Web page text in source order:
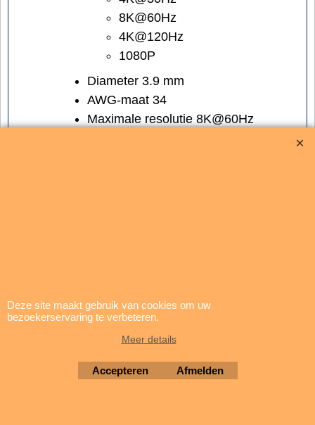
8K@60Hz
4K@120Hz
1080P
Diameter 3.9 mm
AWG-maat 34
Maximale resolutie 8K@60Hz
Deze site maakt gebruik van cookies om uw
bezoekerservaring te verbeteren.
Meer details
Accepteren Afmelden